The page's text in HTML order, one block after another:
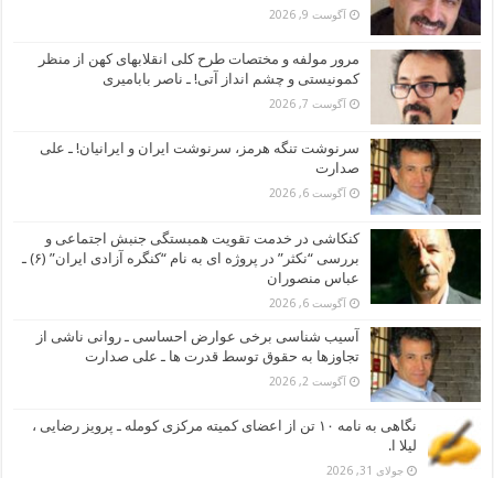
آگوست 9, 2026
مرور مولفه و مختصات طرح کلی انقلابهای کهن از منظر
کمونیستی و چشم انداز آتی! ـ ناصر بابامیری
آگوست 7, 2026
سرنوشت تنگه هرمز، سرنوشت ایران و ایرانیان! ـ علی
صدارت
آگوست 6, 2026
کنکاشی در خدمت تقویت همبستگی جنبش اجتماعی و
بررسی “نکثر” در پروژه ای به نام “کنگره آزادی ایران” (۶) ـ
عباس منصوران
آگوست 6, 2026
آسیب شناسی برخی عوارض احساسی ـ روانی ناشی از
تجاوزها به حقوق توسط قدرت ها ـ علی صدارت
آگوست 2, 2026
نگاهی به نامه ۱۰ تن از اعضای کمیته مرکزی کومله ـ پرویز رضایی ،
لیلا ا.
جولای 31, 2026